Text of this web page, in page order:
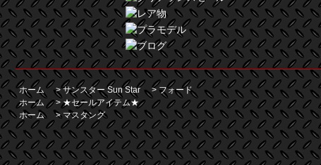
ホーム >サンスター Sun Star > フォード
ホーム
>★セールアイテム★
ホーム
>マスタング